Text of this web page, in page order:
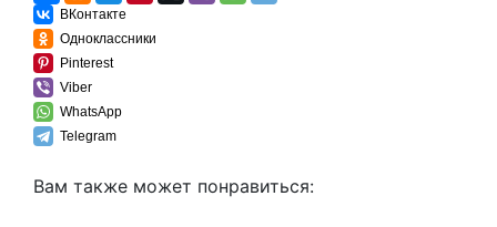
ВКонтакте
Одноклассники
Pinterest
Viber
WhatsApp
Telegram
Вам также может понравиться: